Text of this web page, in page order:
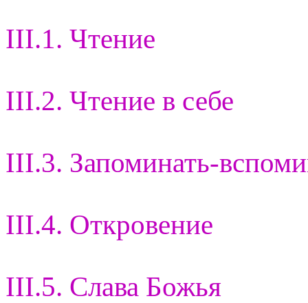
III.1. Чтение
III.2. Чтение в себе
III.3. Запоминать-
III.4. Откровение
III.5. Слава Божья